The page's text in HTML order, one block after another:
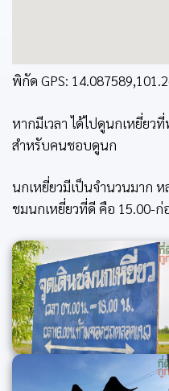
พิกัด GPS:
หากมีเวลา ได้ไปดูนกเหยี่ยว
สำหรับคนชอบดูนก
นกเหยี่ยวมีเป็นจำนวนมาก ห
ชมนกเหยี่ยวที่ดี คือ 15.00-